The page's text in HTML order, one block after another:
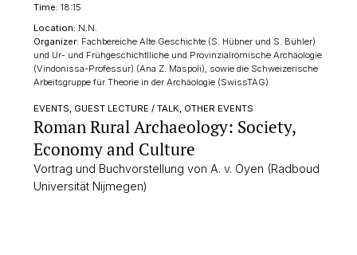
Time: 18:15
Location: N.N.
Organizer: Fachbereiche Alte Geschichte (S. Hübner und S. Bühler)
und Ur- und Frühgeschichtlliche und Provinzialrömische Archäologie
(Vindonissa-Professur) (Ana Z. Maspoli), sowie die Schweizerische
Arbeitsgruppe für Theorie in der Archäologie (SwissTAG)
EVENTS, GUEST LECTURE / TALK, OTHER EVENTS
Roman Rural Archaeology: Society,
Economy and Culture
Vortrag und Buchvorstellung von A. v. Oyen (Radboud
Universität Nijmegen)